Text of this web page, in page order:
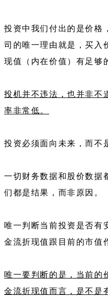
投资中我们付出的是价格
司的唯一理由就是，买入
现值（内在价值）有足够
投机并不违法，也并非不
率非常低。
投资必须面向未来，而不
一切财务数据和股价数据
们都是结果，而非原因。
唯一判断当前投资是否有
金流折现值跟目前的市值
唯一要判断的是，当前的
金流折现值而言，是不是